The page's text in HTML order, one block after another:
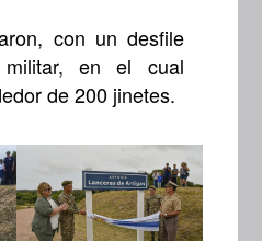
con un desfile
militar, en el cual
de 200 jinetes.